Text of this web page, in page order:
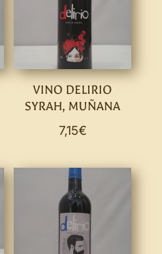
VINO DELIRIO
SYRAH, MUÑANA
7,15€